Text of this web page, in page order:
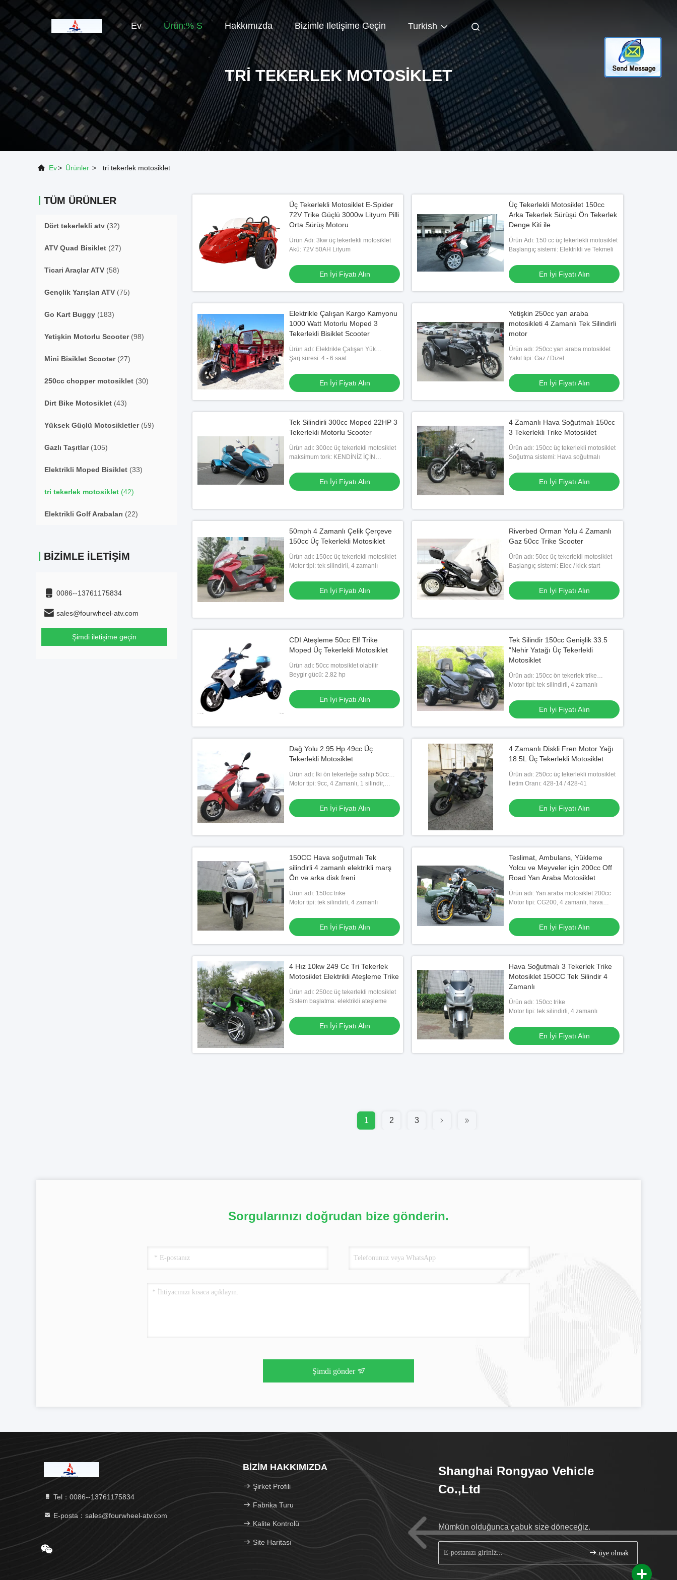
Ev Ürün:% S Hakkımızda Bizimle Iletişime Geçin Turkish
TRI TEKERLEK MOTOSIKLET
Ev> Ürünler > tri tekerlek motosiklet
TÜM ÜRÜNLER
Dört tekerlekli atv (32)
ATV Quad Bisiklet (27)
Ticari Araçlar ATV (58)
Gençlik Yarışları ATV (75)
Go Kart Buggy (183)
Yetişkin Motorlu Scooter(98)
Mini Bisiklet Scooter(27)
250cc chopper motosiklet (30)
Dirt Bike Motosiklet (43)
Yüksek Güçlü Motosikletler(59)
Gazlı Taşıtlar(105)
Elektrikli Moped Bisiklet (33)
tri tekerlek motosiklet (42)
Elektrikli Golf Arabaları (22)
BIZIMLE İLETIŞIM
0086--13761175834
sales@fourwheel-atv.com
Şimdi iletişime geçin
Üç Tekerlekli Motosiklet E-Spider
72V Trike Güçlü 3000w Lityum Pilli
Orta Sürüş Motoru
Ürün Adı: 3kw üç tekerlekli motosiklet
Akü: 72V 50AH Lityum
En İyi Fiyatı Alın
Üç Tekerlekli Motosiklet 150cc
Arka Tekerlek Sürüşü Ön Tekerlek
Denge Kiti ile
Ürün Adı: 150 cc üç tekerlekli motosiklet
Başlangıç ​​sistemi: Elektrikli ve Tekmeli
En İyi Fiyatı Alın
Elektrikle Çalışan Kargo Kamyonu
1000 Watt Motorlu Moped 3
Tekerlekli Bisiklet Scooter
Ürün adı: Elektrikle Çalışan Yük
Kamyonu 1000 Watt
Şarj süresi: 4 - 6 saat
En İyi Fiyatı Alın
Yetişkin 250cc yan araba
motosikleti 4 Zamanlı Tek Silindirli
motor
Ürün adı: 250cc yan araba motosiklet
Yakıt tipi: Gaz / Dizel
En İyi Fiyatı Alın
Tek Silindirli 300cc Moped 22HP 3
Tekerlekli Motorlu Scooter
Ürün adı: 300cc üç tekerlekli motosiklet
maksimum tork: KENDİNİZ İÇİN
En İyi Fiyatı Alın
4 Zamanlı Hava Soğutmalı 150cc
3 Tekerlekli Trike Motosiklet
Ürün adı: 150cc üç tekerlekli motosiklet
Soğutma sistemi: Hava soğutmalı
En İyi Fiyatı Alın
50mph 4 Zamanlı Çelik Çerçeve
150cc Üç Tekerlekli Motosiklet
Ürün adı: 150cc üç tekerlekli motosiklet
Motor tipi: tek silindirli, 4 zamanlı
En İyi Fiyatı Alın
Riverbed Orman Yolu 4 Zamanlı
Gaz 50cc Trike Scooter
Ürün adı: 50cc üç tekerlekli motosiklet
Başlangıç ​​sistemi: Elec / kick start
En İyi Fiyatı Alın
CDI Ateşleme 50cc Elf Trike
Moped Üç Tekerlekli Motosiklet
Ürün adı: 50cc motosiklet olabilir
Beygir gücü: 2.82 hp
En İyi Fiyatı Alın
Tek Silindir 150cc Genişlik 33.5
"Nehir Yatağı Üç Tekerlekli
Motosiklet
Ürün adı: 150cc ön tekerlek trike
motosiklet
Motor tipi: tek silindirli, 4 zamanlı
En İyi Fiyatı Alın
Dağ Yolu 2.95 Hp 49cc Üç
Tekerlekli Motosiklet
Ürün adı: İki ön tekerleğe sahip 50cc
motosiklet
Motor tipi: 9cc, 4 Zamanlı, 1 silindir,
En İyi Fiyatı Alın
4 Zamanlı Diskli Fren Motor Yağı
18.5L Üç Tekerlekli Motosiklet
Ürün adı: 250cc üç tekerlekli motosiklet
İletim Oranı: 428-14 / 428-41
En İyi Fiyatı Alın
150CC Hava soğutmalı Tek
silindirli 4 zamanlı elektrikli marş
Ön ve arka disk freni
Ürün adı: 150cc trike
Motor tipi: tek silindirli, 4 zamanlı
En İyi Fiyatı Alın
Teslimat, Ambulans, Yükleme
Yolcu ve Meyveler için 200cc Off
Road Yan Araba Motosiklet
Ürün adı: Yan araba motosiklet 200cc
Motor tipi: CG200, 4 zamanlı, hava
En İyi Fiyatı Alın
4 Hız 10kw 249 Cc Tri Tekerlek
Motosiklet Elektrikli Ateşleme Trike
Ürün adı: 250cc üç tekerlekli motosiklet
Sistem başlatma: elektrikli ateşleme
En İyi Fiyatı Alın
Hava Soğutmalı 3 Tekerlek Trike
Motosiklet 150CC Tek Silindir 4
Zamanlı
Ürün adı: 150cc trike
Motor tipi: tek silindirli, 4 zamanlı
En İyi Fiyatı Alın
1 2 3
Sorgularınızı doğrudan bize gönderin.
Şimdi gönder
Tel：0086--13761175834
E-posta：sales@fourwheel-atv.com
BIZIM HAKKIMIZDA
Şirket Profili
Fabrika Turu
Kalite Kontrolü
Site Haritası
Shanghai Rongyao Vehicle
Co.,Ltd
Mümkün olduğunca çabuk size döneceğiz.
üye olmak